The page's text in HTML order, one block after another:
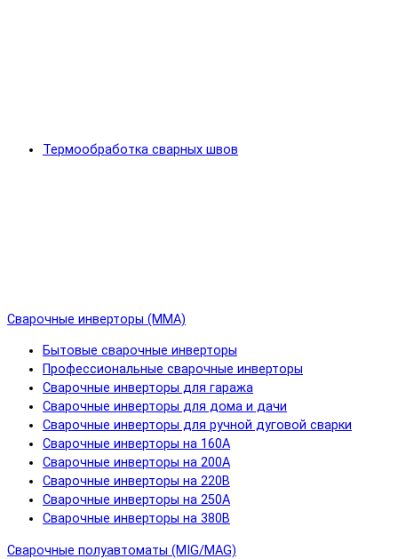
Термообработка сварных швов
Сварочные инверторы (MMA)
Бытовые сварочные инверторы
Профессиональные сварочные инверторы
Сварочные инверторы для гаража
Сварочные инверторы для дома и дачи
Сварочные инверторы для ручной дуговой сварки
Сварочные инверторы на 160А
Сварочные инверторы на 200А
Сварочные инверторы на 220В
Сварочные инверторы на 250А
Сварочные инверторы на 380В
Сварочные полуавтоматы (MIG/MAG)